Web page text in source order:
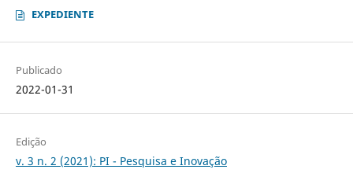
EXPEDIENTE
Publicado
2022-01-31
Edição
v. 3 n. 2 (2021): PI - Pesquisa e Inovação